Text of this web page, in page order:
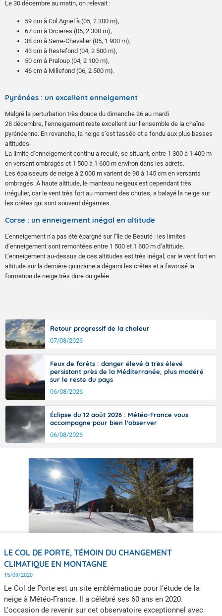
Le 30 décembre au matin, on relevait :
59 cm à Col Agnel à (05, 2 300 m),
67 cm à Orcieres (05, 2 300 m),
38 cm à Serre-Chevalier (05, 1 900 m),
43 cm à Restefond (04, 2 500 m),
50 cm à Praloup (04, 2 100 m),
46 cm à Millefond (06, 2 500 m).
Pyrénées : un excellent enneigement
Malgré la perturbation très douce du dimanche 26 au mardi
28 décembre, l’enneigement reste excellent sur l’ensemble de la chaîne
pyrénéenne. En revanche, la neige s’est tassée et a fondu aux plus basses
altitudes.
La limite d’enneigement continu a reculé, se situant, entre 1 300 à 1 400 m
en versant ombragés et 1 500 à 1 600 m environ dans les adrets.
Les épaisseurs de neige à 2 000 m varient de 90 à 145 cm en versants
ombragés. À haute altitude, le manteau neigeux est cependant très
irrégulier, car le vent très fort au moment des chutes, a balayé la neige sur
les crêtes qui sont souvent dégarnies.
Corse : un enneigement inégal en altitude
L’enneigement n’a pas été épargné sur l’île de Beauté : les limites
d’enneigement sont remontées entre 1 500 et 1 600 m d’altitude.
L’enneigement au-dessus de ces altitudes est très inégal, car le vent fort en
altitude sur la dernière quinzaine a dégarni les crêtes et a favorisé la
formation de neige très dure ou gelée.
Retour progressif de la chaleur
07/08/2026
Feux de forêts : danger élevé à très élevé
persistant près de la Méditerranée, plus modéré
sur le reste du pays
06/08/2026
Éclipse du 12 août 2026 : Météo-France vous
accompagne pour bien l'observer
06/08/2026
LE COL DE PORTE, TÉMOIN DU CHANGEMENT
CLIMATIQUE EN MONTAGNE
15/09/2020
Le Col de Porte est un site emblématique pour l’étude de la
neige à Météo-France. Il a célébré ses 60 ans en 2020.
L'occasion de revenir sur cet observatoire exceptionnel avec